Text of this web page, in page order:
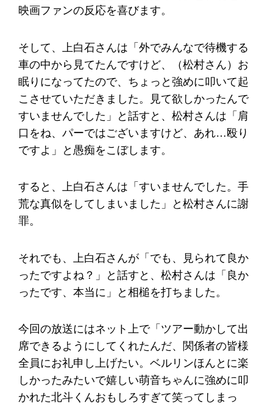
映画ファンの反応を喜びます。
そして、上白石さんは「外でみんなで待機する
車の中から見てたんですけど、（松村さん）お
眠りになってたので、ちょっと強めに叩いて起
こさせていただきました。見て欲しかったんで
すいませんでした」と話すと、松村さんは「肩
口をね、パーではございますけど、あれ…殴り
ですよ」と愚痴をこぼします。
すると、上白石さんは「すいませんでした。手
荒な真似をしてしまいました」と松村さんに謝
罪。
それでも、上白石さんが「でも、見られて良か
ったですよね？」と話すと、松村さんは「良か
ったです、本当に」と相槌を打ちました。
今回の放送にはネット上で「ツアー動かして出
席できるようにしてくれたんだ、関係者の皆様
全員にお礼申し上げたい。ベルリンほんとに楽
しかったみたいで嬉しい萌音ちゃんに強めに叩
かれた北斗くんおもしろすぎて笑ってしまっ